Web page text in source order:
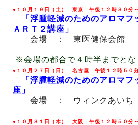
●１０月１９日（土） 東京 午後１２時３０分
「浮腫軽減のためのアロマフ
ＡＲＴ２講座」
会場 ： 東医健保会館
※会場の都合で４時半までとな
●１０月２７日（日） 名古屋 午後１２時５０
「浮腫軽減のためのアロマフ
座」
会場 ： ウィンクあいち
●１０月３１日（木） 大阪 午後１２時５０分